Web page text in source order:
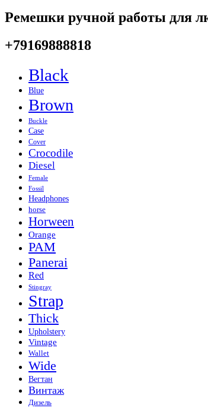
Ремешки ручной работы для
+79169888818
Black
Blue
Brown
Buckle
Case
Cover
Crocodile
Diesel
Female
Fossil
Headphones
horse
Horween
Orange
PAM
Panerai
Red
Stingray
Strap
Thick
Upholstery
Vintage
Wallet
Wide
Вегтан
Винтаж
Дизель